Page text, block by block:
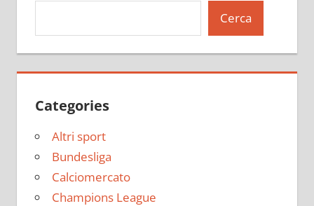
Cerca
Categories
Altri sport
Bundesliga
Calciomercato
Champions League